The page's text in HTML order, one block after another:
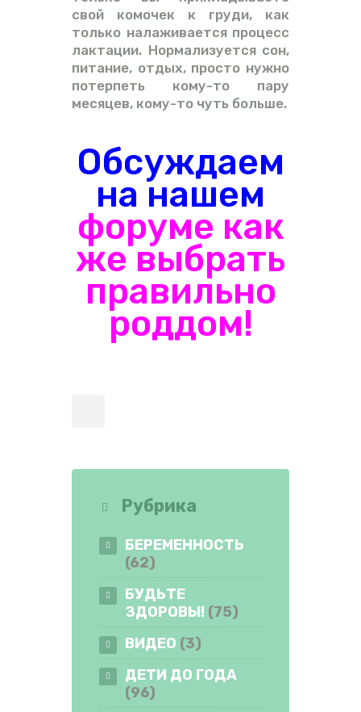
свой комочек к груди, как
только налаживается процесс
лактации. Нормализуется сон,
питание, отдых, просто нужно
потерпеть кому-то пару
месяцев, кому-то чуть больше.
Обсуждаем
на нашем
форуме как
же выбрать
правильно
роддом!
Рубрика
БЕРЕМЕННОСТЬ
(62)
БУДЬТЕ
ЗДОРОВЫ! (75)
ВИДЕО (3)
ДЕТИ ДО ГОДА
(96)